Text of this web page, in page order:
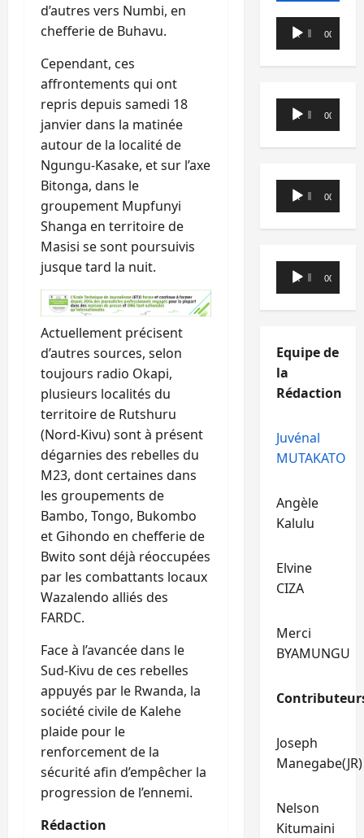
d’autres vers Numbi, en
chefferie de Buhavu.
Cependant, ces
affrontements qui ont
repris depuis samedi 18
janvier dans la matinée
autour de la localité de
Ngungu-Kasake, et sur l’axe
Bitonga, dans le
groupement Mupfunyi
Shanga en territoire de
Masisi se sont poursuivis
jusque tard la nuit.
Actuellement précisent
d’autres sources, selon
toujours radio Okapi,
plusieurs localités du
territoire de Rutshuru
(Nord-Kivu) sont à présent
dégarnies des rebelles du
M23, dont certaines dans
les groupements de
Bambo, Tongo, Bukombo
et Gihondo en chefferie de
Bwito sont déjà réoccupées
par les combattants locaux
Wazalendo alliés des
FARDC.
Face à l’avancée dans le
Sud-Kivu de ces rebelles
appuyés par le Rwanda, la
société civile de Kalehe
plaide pour le
renforcement de la
sécurité afin d’empêcher la
progression de l’ennemi.
Rédaction
Lecteur
audio
00:00 00:00
Lecteur
audio
00:00 00:00
Lecteur
audio
00:00 00:00
Lecteur
audio
00:00 00:00
Equipe de
la
Rédaction
Juvénal
MUTAKATO
Angèle
Kalulu
Elvine
CIZA
Merci
BYAMUNGU
Joseph
Manegabe(JR)
Nelson
Kitumaini